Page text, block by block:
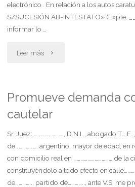
la
existencia
de
demanda."
plazo
electrónico . En relación a los autos
S/SUCESIÓN AB-INTESTATO» (Expte.
informar lo …
Leer más "Solicita
declaratoria
sobre
Promueve demanda
cautelar
Sr. Juez: ……………………., D.N.I. , abogado
de………………. argentino, mayor de edad, en
con domicilio real en …………………………… de la
constituyéndolo a todo efecto en
de………….., partido de………….., ante V.S. me